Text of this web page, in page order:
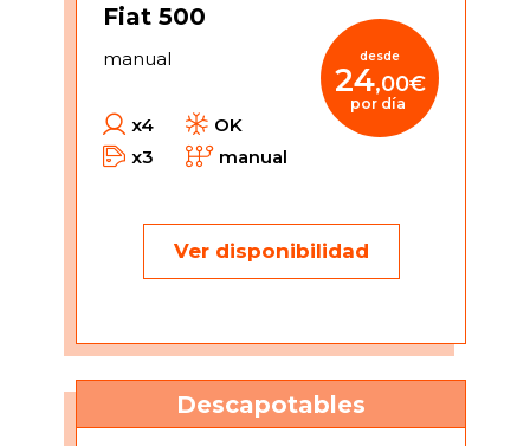
Fiat 500
manual
x4
OK
x3
manual
desde
24,00€
por día
Ver disponibilidad
Descapotables